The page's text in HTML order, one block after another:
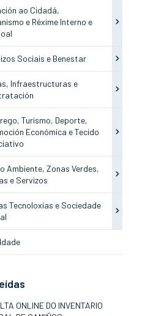
ao Cidadá,
e Réxime Interno e
Sociais e Benestar
Infraestructuras e
Turismo, Deporte,
Económica e Tecido
Ambiente, Zonas Verdes,
e Servizos
Tecnoloxías e Sociedade
ONLINE DO INVENTARIO